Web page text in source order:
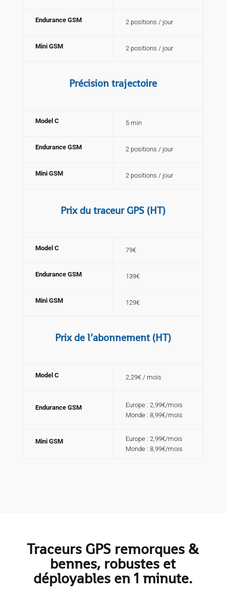
Endurance GSM 2 positions / jour
Mini GSM 2 positions / jour
Précision trajectoire
Model C 5 min
Endurance GSM 2 positions / jour
Mini GSM 2 positions / jour
Prix du traceur GPS (HT)
Model C 79€
Endurance GSM 139€
Mini GSM 129€
Prix de l’abonnement (HT)
Model C 2,29€ / mois
Endurance GSM
Europe : 2,99€/mois
Monde : 8,99€/mois
Mini GSM
Europe : 2,99€/mois
Monde : 8,99€/mois
Traceurs GPS remorques &
bennes, robustes et
déployables en 1 minute.